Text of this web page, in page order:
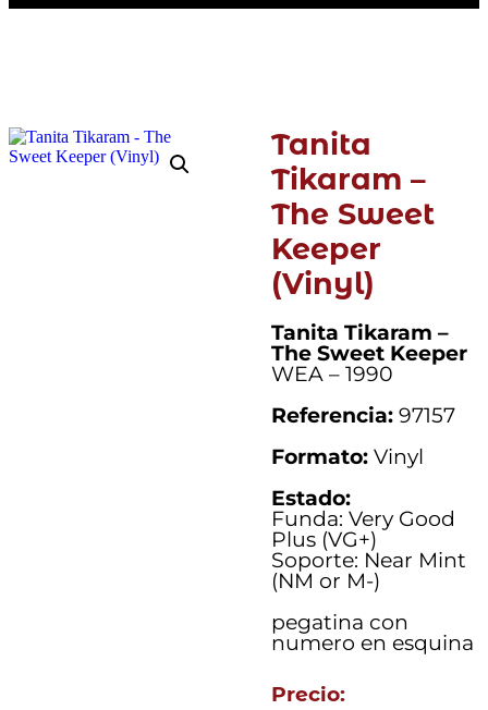
Tanita
Tikaram –
The Sweet
Keeper
(Vinyl)
Tanita Tikaram –
The Sweet Keeper
WEA – 1990
Referencia: 97157
Formato: Vinyl
Estado:
Funda: Very Good
Plus (VG+)
Soporte: Near Mint
(NM or M-)
pegatina con
numero en esquina
Precio: